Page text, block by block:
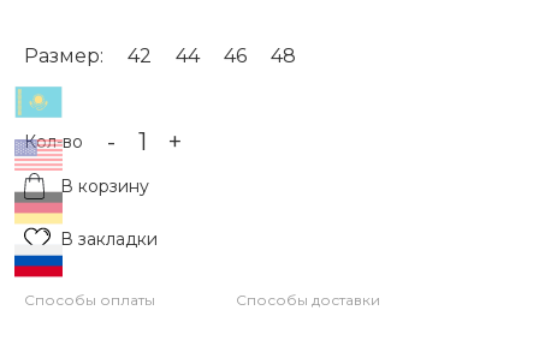
Размер: 42 44 46 48
Кол-во - +
В корзину
В закладки
Способы оплаты Способы доставки